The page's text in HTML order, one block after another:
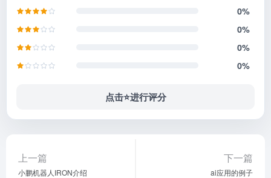
0%
0%
0%
0%
点击⭐️进行评分
上一篇
小鹏机器人IRON介绍
下一篇
ai应用的例子